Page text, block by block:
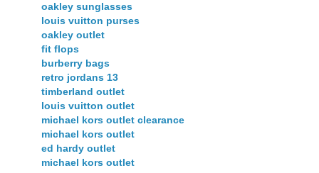
oakley sunglasses
louis vuitton purses
oakley outlet
fit flops
burberry bags
retro jordans 13
timberland outlet
louis vuitton outlet
michael kors outlet clearance
michael kors outlet
ed hardy outlet
michael kors outlet